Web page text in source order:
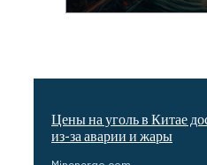
Цены на уголь в Китае
из-за аварии и жары